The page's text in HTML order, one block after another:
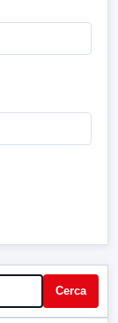
Cerca